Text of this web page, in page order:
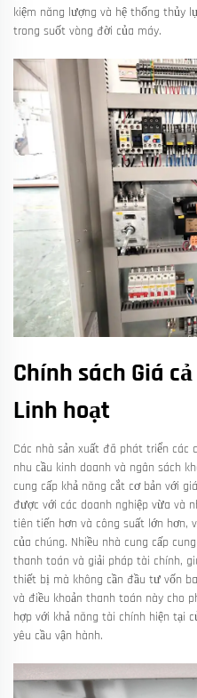
kiệm năng lượng và hệ thống thủy
trong suốt vòng đời của máy.
Chính sách Giá
Linh hoạt
Các nhà sản xuất đã phát triển
nhu cầu kinh doanh và ngân sách
cung cấp khả năng cắt cơ bản với
được với các doanh nghiệp vừa và
tiên tiến hơn và công suất lớn hơn,
của chúng. Nhiều nhà cung cấp
thanh toán và giải pháp tài chính,
thiết bị mà không cần đầu tư vốn
và điều khoản thanh toán này cho
hợp với khả năng tài chính hiện tại
yêu cầu vận hành.